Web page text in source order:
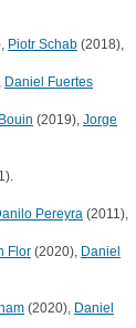
Piotr Schab (2018),
Daniel Fuertes
(2019), Jorge
Pereyra (2011),
Flor (2020), Daniel
(2020), Daniel